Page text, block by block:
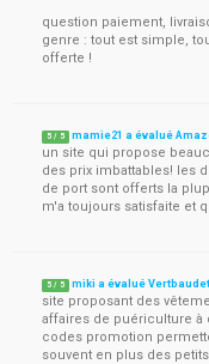
question paiement,
genre : tout est simple,
offerte !
5 / 5 mamie21 a évalué
un site qui propose
des prix imbattables! les
de port sont offerts la
m'a toujours satisfaite et
5 / 5 miki a évalué Vertbaudet
site proposant des
affaires de puériculture à
codes promotion
souvent en plus des